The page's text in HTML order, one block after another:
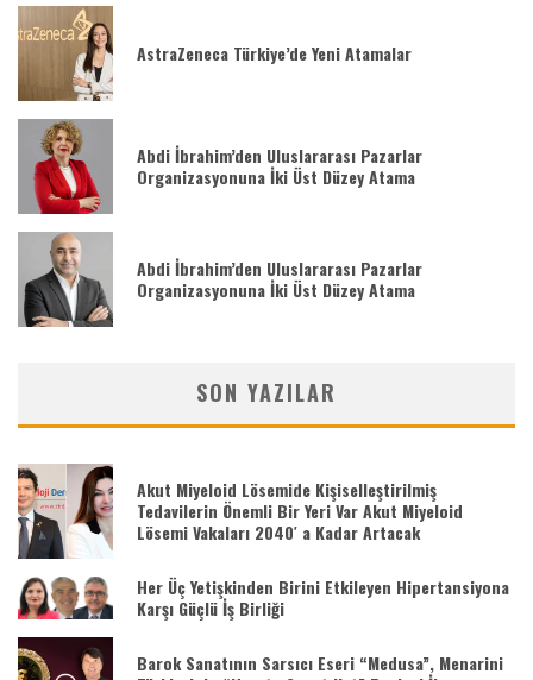
AstraZeneca Türkiye’de Yeni Atamalar
Abdi İbrahim’den Uluslararası Pazarlar
Organizasyonuna İki Üst Düzey Atama
Abdi İbrahim’den Uluslararası Pazarlar
Organizasyonuna İki Üst Düzey Atama
SON YAZILAR
Akut Miyeloid Lösemide Kişiselleştirilmiş
Tedavilerin Önemli Bir Yeri Var Akut Miyeloid
Lösemi Vakaları 2040′ a Kadar Artacak
Her Üç Yetişkinden Birini Etkileyen Hipertansiyona
Karşı Güçlü İş Birliği
Barok Sanatının Sarsıcı Eseri “Medusa”, Menarini